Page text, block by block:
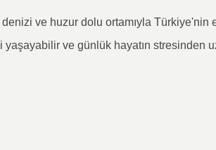
ve huzur dolu ortamıyla Türkiye'nin
ve günlük hayatın stresinden